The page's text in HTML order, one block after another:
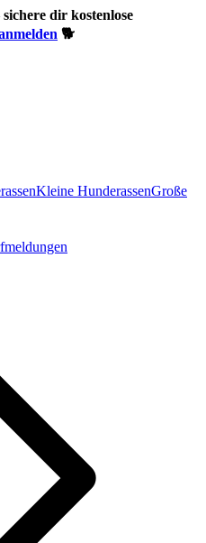
dir kostenlose
🐕
Kleine HunderassenGroße